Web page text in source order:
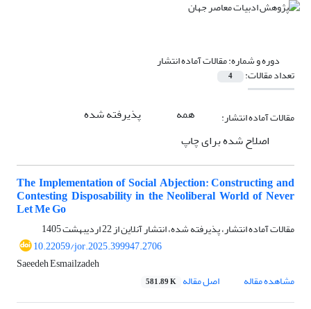
دوره و شماره:مقالات آماده انتشار
تعداد مقالات: 4
مقالات آماده انتشار: همه
پذیرفته شده
اصلاح شده برای چاپ
The Implementation of Social Abjection: Constructing and
Contesting Disposability in the Neoliberal World of Never
Let Me Go
مقالات آماده انتشار، پذیرفته شده، انتشار آنلاین از22 اردیبهشت 1405
10.22059/jor.2025.399947.2706
Saeedeh Esmailzadeh
مشاهده مقاله
اصل مقاله 581.89 K